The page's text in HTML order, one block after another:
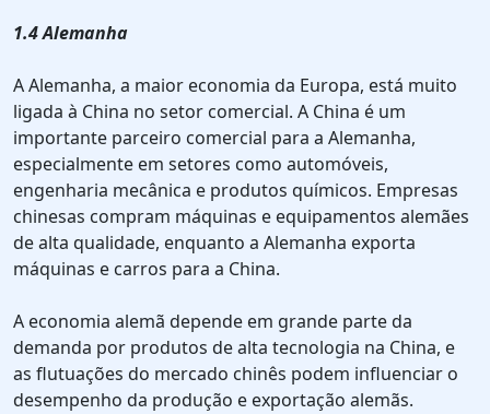
1.4 Alemanha
A Alemanha, a maior economia da Europa, está muito
ligada à China no setor comercial. A China é um
importante parceiro comercial para a Alemanha,
especialmente em setores como automóveis,
engenharia mecânica e produtos químicos. Empresas
chinesas compram máquinas e equipamentos alemães
de alta qualidade, enquanto a Alemanha exporta
máquinas e carros para a China.
A economia alemã depende em grande parte da
demanda por produtos de alta tecnologia na China, e
as flutuações do mercado chinês podem influenciar o
desempenho da produção e exportação alemãs.